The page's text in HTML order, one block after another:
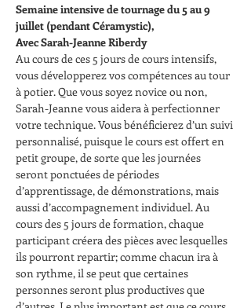
Semaine intensive de tournage du 5 au 9
juillet (pendant Céramystic),
Avec Sarah-Jeanne Riberdy
Au cours de ces 5 jours de cours intensifs,
vous développerez vos compétences au tour
à potier. Que vous soyez novice ou non,
Sarah-Jeanne vous aidera à perfectionner
votre technique. Vous bénéficierez d’un suivi
personnalisé, puisque le cours est offert en
petit groupe, de sorte que les journées
seront ponctuées de périodes
d’apprentissage, de démonstrations, mais
aussi d’accompagnement individuel. Au
cours des 5 jours de formation, chaque
participant créera des pièces avec lesquelles
ils pourront repartir; comme chacun ira à
son rythme, il se peut que certaines
personnes seront plus productives que